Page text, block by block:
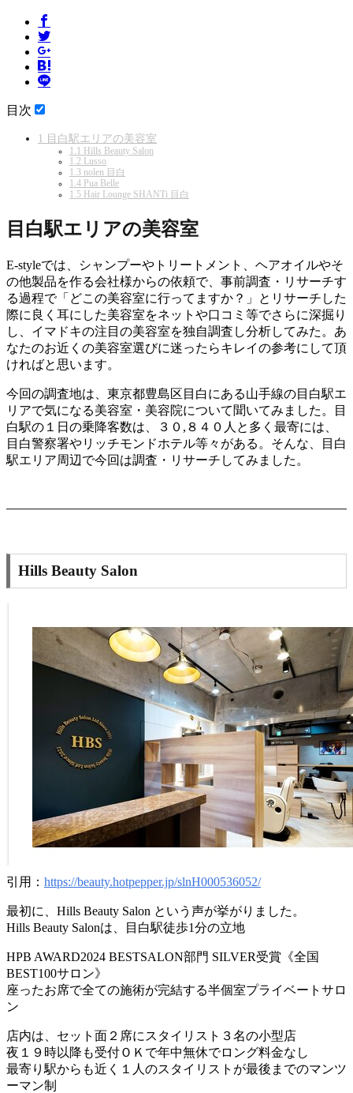
目次
1 目白駅エリアの美容室
1.1 Hills Beauty Salon
1.2 Lusso
1.3 nolen 目白
1.4 Pua Belle
1.5 Hair Lounge SHANTi 目白
目白駅エリアの美容室
E-styleでは、シャンプーやトリートメント、ヘアオイルやそ
の他製品を作る会社様からの依頼で、事前調査・リサーチす
る過程で「どこの美容室に行ってますか？」とリサーチした
際に良く耳にした美容室をネットや口コミ等でさらに深掘り
し、イマドキの注目の美容室を独自調査し分析してみた。あ
なたのお近くの美容室選びに迷ったらキレイの参考にして頂
ければと思います。
今回の調査地は、東京都豊島区目白にある山手線の目白駅エ
リアで気になる美容室・美容院について聞いてみました。目
白駅の１日の乗降客数は、３０,８４０人と多く最寄には、
目白警察署やリッチモンドホテル等々がある。そんな、目白
駅エリア周辺で今回は調査・リサーチしてみました。
Hills Beauty Salon
引用： https://beauty.hotpepper.jp/slnH000536052/
最初に、Hills Beauty Salon という声が挙がりました。
Hills Beauty Salonは、目白駅徒歩1分の立地
HPB AWARD2024 BESTSALON部門 SILVER受賞《全国
BEST100サロン》
座ったお席で全ての施術が完結する半個室プライベートサロ
ン
店内は、セット面２席にスタイリスト３名の小型店
夜１９時以降も受付ＯＫで年中無休でロング料金なし
最寄り駅からも近く１人のスタイリストが最後までのマンツ
ーマン制